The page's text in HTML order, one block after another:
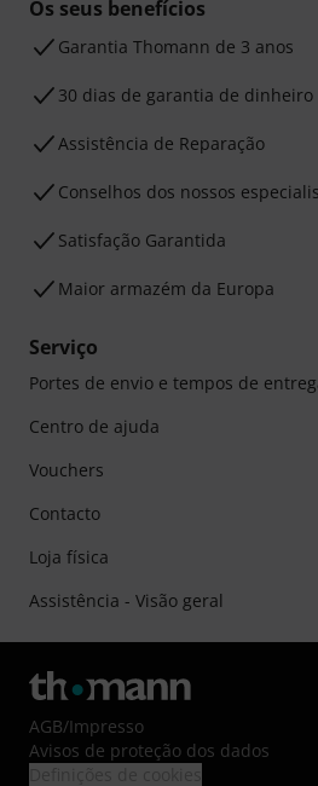
Os seus benefícios
Garantia Thomann de 3 anos
30 dias de garantia de dinheiro
Assistência de Reparação
Conselhos dos nossos
Satisfação Garantida
Maior armazém da Europa
Serviço
Portes de envio e tempos de
Centro de ajuda
Vouchers
Contacto
Loja física
Assistência - Visão geral
AGB/Impresso
Avisos de proteção dos dados